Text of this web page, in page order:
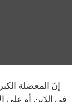
إنّ المعضلة
في الدّين أو على